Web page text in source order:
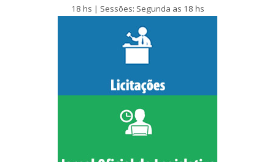
18 hs | Sessões: Segunda as 18 hs